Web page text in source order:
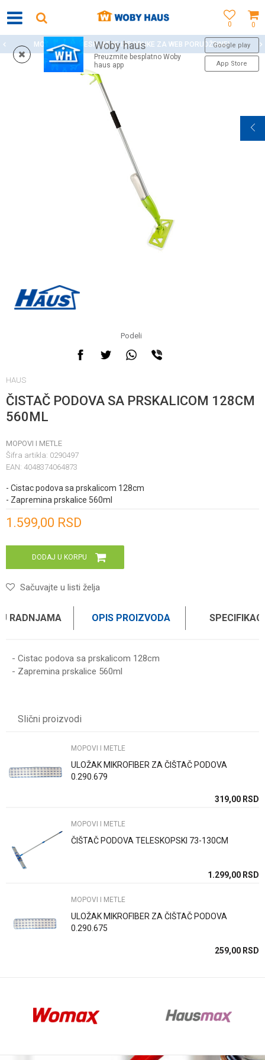
0
0
Woby haus
Preuzmite besplatno Woby
haus app
Google play
App Store
MOGUĆNOST BESPLATNE ISPORUKE ZA WEB PORUDŽBINE!
Podeli
HAUS
ČISTAČ PODOVA SA PRSKALICOM 128CM
560ML
MOPOVI I METLE
Šifra artikla: 0290497
EAN: 4048374064873
- Cistac podova sa prskalicom 128cm
- Zapremina prskalice 560ml
1.599,00 RSD
DODAJ U KORPU
Sačuvajte u listi želja
RADNJAMA OPIS PROIZVODA
- Cistac podova sa prskalicom 128cm
- Zapremina prskalice 560ml
Težina specifikacija
Poruka
Anti-spam zaštita - izračunajte koliko je 9 - 4 :
Slični proizvodi
MOPOVI I METLE
ULOŽAK MIKROFIBER ZA ČIŠTAČ PODOVA
0.290.679
319,00 RSD
MOPOVI I METLE
ČIŠTAČ PODOVA TELESKOPSKI 73-130CM
1.299,00 RSD
MOPOVI I METLE
ULOŽAK MIKROFIBER ZA ČIŠTAČ PODOVA
0.290.675
259,00 RSD